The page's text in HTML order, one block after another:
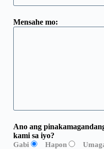
Mensahe mo:
Ano ang
kami sa iyo?
Gabi Hapon